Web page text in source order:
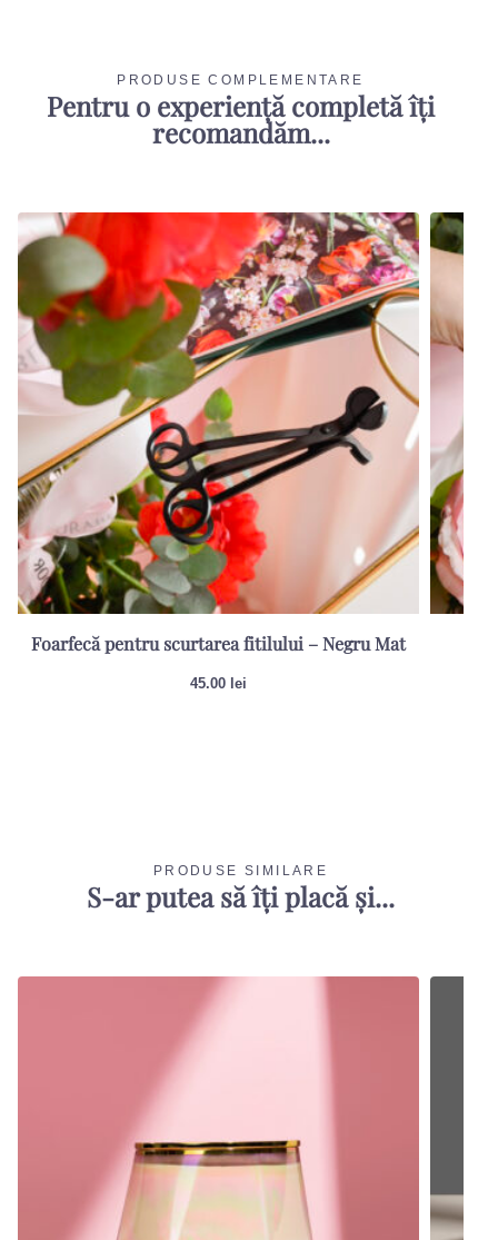
PRODUSE COMPLEMENTARE
Pentru o experiență completă îți
recomandăm...
Foarfecă pentru scurtarea fitilului – Negru Mat
45.00 lei
PRODUSE SIMILARE
S-ar putea să îți placă și...